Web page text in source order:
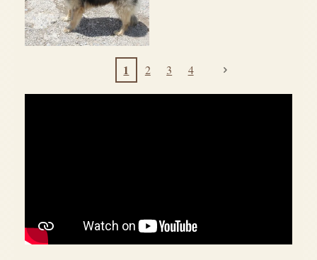
1 2 3 4